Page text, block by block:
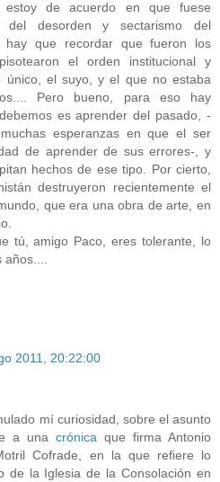
de acuerdo en que fuese
del desorden y sectarismo del
hay que recordar que fueron los
el orden institucional y
único, el suyo, y el que no estaba
Pero bueno, para eso hay
es aprender del pasado, -
esperanzas en que el ser
de aprender de sus errores-, y
hechos de ese tipo. Por cierto,
destruyeron recientemente el
que era una obra de arte, en
tú, amigo Paco, eres tolerante, lo
2011, 20:22:00
mí curiosidad, sobre el asunto
a una crónica que firma Antonio
Cofrade, en la que refiere lo
de la Iglesia de la Consolación en